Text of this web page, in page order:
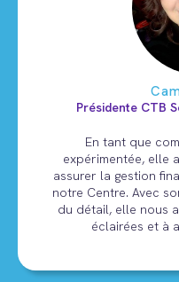
Présidente CTB
En tant que
expérimentée, elle
assurer la gestion
notre Centre. Avec
du détail, elle nous
éclairées et à